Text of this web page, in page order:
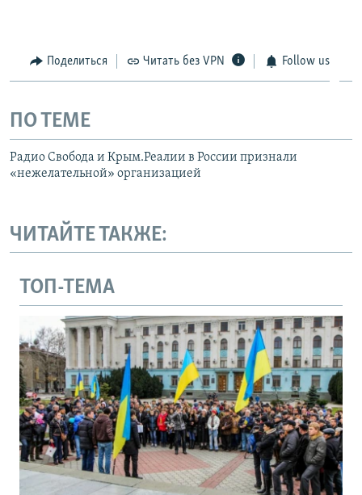
Поделиться Читать без VPN Follow us
ПО ТЕМЕ
Радио Свобода и Крым.Реалии в России признали
«нежелательной» организацией
ЧИТАЙТЕ ТАКЖЕ:
ТОП-ТЕМА